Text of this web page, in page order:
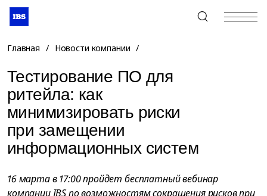
+7 (495) 967-80-80
Главная / Новости компании /
Тестирование ПО для
ритейла: как
минимизировать риски
при замещении
информационных систем
16 марта в 17:00 пройдет бесплатный вебинар
компании IBS по возможностям сокращения рисков при